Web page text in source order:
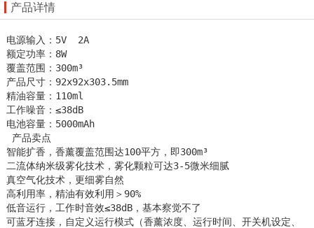
产品详情
电源输入：5V  2A
额定功率：8W
覆盖范围：300m³
产品尺寸：92x92x303.5mm
精油容量：110ml
工作噪音：≤38dB
电池容量：5000mAh
智能扩香，香薰覆盖范围达100平方，即300m³
二流体纳米级雾化技术，雾化颗粒可达3-5微米细腻
真空气化技术，更细雾自然
高利用率，精油有效利用＞90%
低音运行，工作时音效≤38dB，基本察觉不了
可蓝牙连接，自定义运行模式（香薰浓度、运行时间、开关机设定、